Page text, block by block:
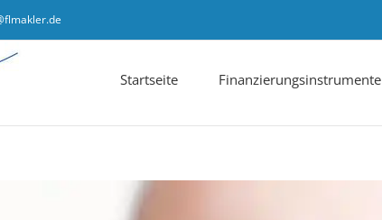
Startseite Finanzierungsinstrumente